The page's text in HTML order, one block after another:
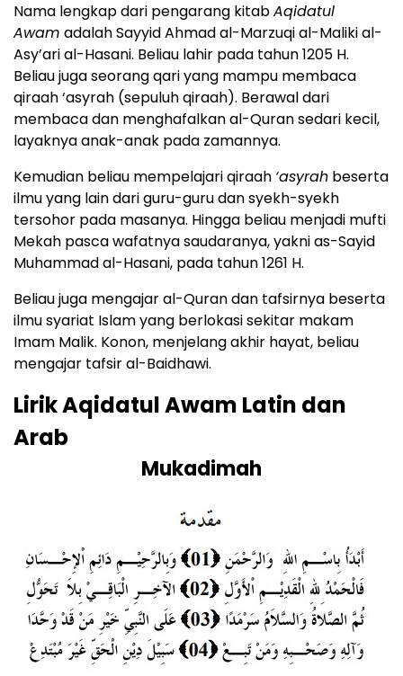
Nama lengkap dari pengarang kitabAqidatul
Awam adalah Sayyid Ahmad al-Marzuqi al-Maliki al-
Asy’ari al-Hasani. Beliau lahir pada tahun 1205 H.
Beliau juga seorang qari yang mampu membaca
qiraah ‘asyrah (sepuluh qiraah). Berawal dari
membaca dan menghafalkan al-Quran sedari kecil,
layaknya anak-anak pada zamannya.
Kemudian beliau mempelajari qiraah ‘asyrah beserta
ilmu yang lain dari guru-guru dan syekh-syekh
tersohor pada masanya. Hingga beliau menjadi mufti
Mekah pasca wafatnya saudaranya, yakni as-Sayid
Muhammad al-Hasani, pada tahun 1261 H.
Beliau juga mengajar al-Quran dan tafsirnya beserta
ilmu syariat Islam yang berlokasi sekitar makam
Imam Malik. Konon, menjelang akhir hayat, beliau
mengajar tafsir al-Baidhawi.
Lirik Aqidatul Awam Latin dan
Arab
Mukadimah